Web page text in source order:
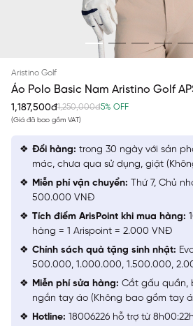
Aristino Golf
Áo Polo Basic Nam Aristino Golf
1,187,500đ1,250,000đ5% OFF
(Giá đã bao gồm VAT)
Đổi hàng: trong 30 ngày với sản
mác, chưa qua sử dụng, giặt
Miễn phí vận chuyển: Thứ 7, Chủ
500.000 VNĐ
Tích điểm ArisPoint khi mua hàng:
hàng = 1 Arispoint = 2.000 VNĐ
Chính sách quà tặng sinh nhật:
500.000, 1.000.000, 1.500.000,
Miễn phí sửa hàng: Cắt gấu quần,
ngắn tay áo (Không bao gồm tay
Hotline: 18006226 hỗ trợ từ